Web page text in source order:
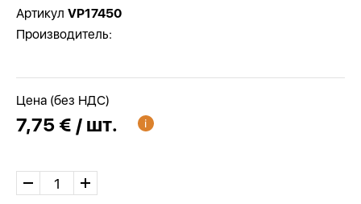
Артикул VP17450
Производитель:
Цена (без НДС)
7,75 € / шт.